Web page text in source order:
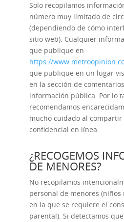
Solo recopilamos
número muy limitado de
(dependiendo de cómo
sitio web). Cualquier
que publique en
https://
que publique en un lugar
en la sección de
información pública. Por lo
recomendamos
mucho cuidado al
confidencial en línea.
¿RECOGEMOS
DE MENORES?
No recopilamos
personal de menores (niños
en la que se requiere el
parental). Si detectamos